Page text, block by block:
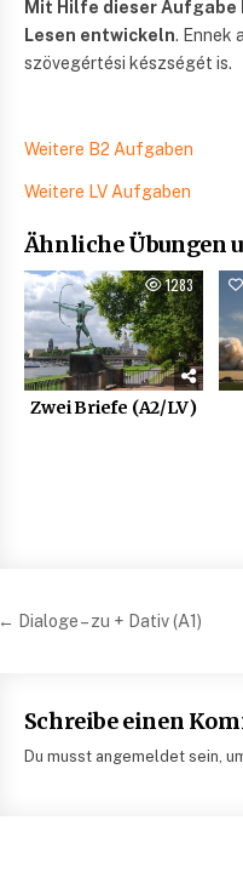
Mit Hilfe dieser
Lesen entwickeln. Ennek
szövegértési készségét is.
Weitere B2 Aufgaben
Weitere LV Aufgaben
Ähnliche Übungen
1 1283
Zwei Briefe (A2/LV)
← Dialoge – zu + Dativ (A1)
Schreibe einen
Du musst angemeldet sein,